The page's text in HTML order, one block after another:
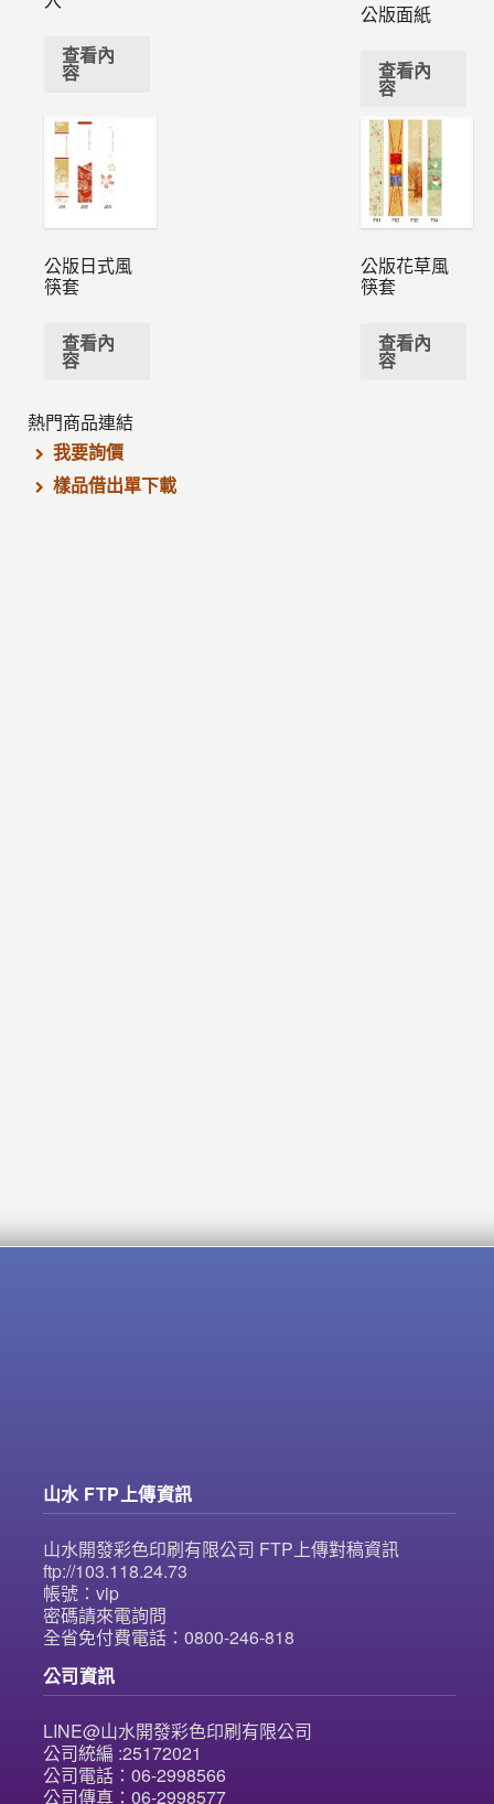
查看內
容
公版面紙
查看內
容
公版日式風
筷套
查看內
容
公版花草風
筷套
查看內
容
熱門商品連結
我要詢價
樣品借出單下載
山水 FTP上傳資訊
山水開發彩色印刷有限公司 FTP上傳對稿資訊
ftp://103.118.24.73
帳號：vip
密碼請來電詢問
全省免付費電話：0800-246-818
公司資訊
LINE@山水開發彩色印刷有限公司
公司統編 :25172021
公司電話：06-2998566
公司傳真：06-2998577